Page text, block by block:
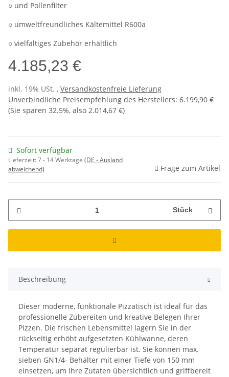
○ und Pollenfilter
○ umweltfreundliches Kältemittel R600a
○ vielfältiges Zubehör erhältlich
4.185,23 €
inkl. 19% USt. , Versandkostenfreie Lieferung
Unverbindliche Preisempfehlung des Herstellers: 6.199,90 €
(Sie sparen 32.5%, also 2.014,67 €)
Sofort verfügbar
Lieferzeit:7 - 14 Werktage (DE - Ausland
abweichend)
Frage zum Artikel
Stück
Beschreibung
Dieser moderne, funktionale Pizzatisch ist ideal für das
professionelle Zubereiten und kreative Belegen Ihrer
Pizzen. Die frischen Lebensmittel lagern Sie in der
rückseitig erhöht aufgesetzten Kühlwanne, deren
Temperatur separat regulierbar ist. Sie können max.
sieben GN1/4- Behälter mit einer Tiefe von 150 mm
einsetzen, um Ihre Zutaten übersichtlich und griffbereit